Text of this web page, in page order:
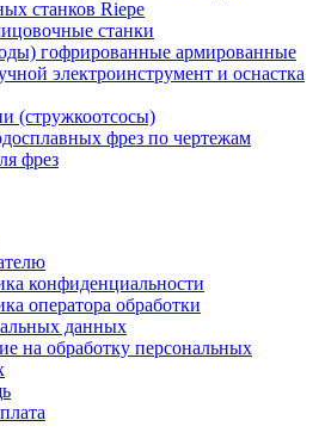
станков Riepe
станки
гофрированные армированные
электроинструмент и оснастка
(стружкоотсосы)
фрез по чертежам
фрез
конфиденциальности
оператора обработки
данных
на обработку персональных